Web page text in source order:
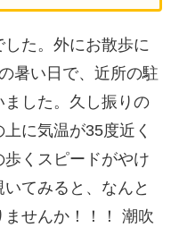
た。外にお散歩に
暑い日で、近所の駐
した。久し振りの
に気温が35度近く
くスピードがやけ
てみると、なんと
せんか！！！ 潮吹